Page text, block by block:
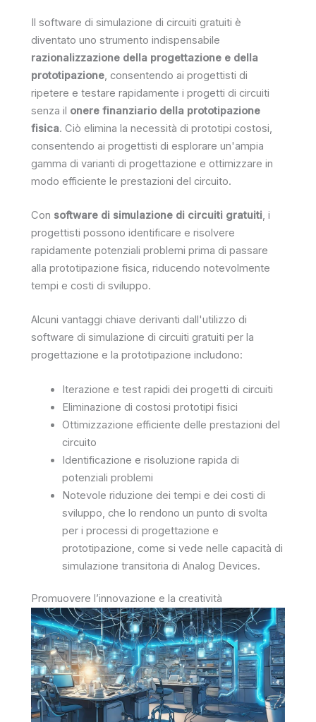
Il software di simulazione di circuiti gratuiti è
diventato uno strumento indispensabile
razionalizzazione della progettazione e della
prototipazione , consentendo ai progettisti di
ripetere e testare rapidamente i progetti di circuiti
senza il onere finanziario della prototipazione
fisica. Ciò elimina la necessità di prototipi costosi,
consentendo ai progettisti di esplorare un'ampia
gamma di varianti di progettazione e ottimizzare in
modo efficiente le prestazioni del circuito.
Con software di simulazione di circuiti gratuiti, i
progettisti possono identificare e risolvere
rapidamente potenziali problemi prima di passare
alla prototipazione fisica, riducendo notevolmente
tempi e costi di sviluppo.
Alcuni vantaggi chiave derivanti dall'utilizzo di
software di simulazione di circuiti gratuiti per la
progettazione e la prototipazione includono:
Iterazione e test rapidi dei progetti di circuiti
Eliminazione di costosi prototipi fisici
Ottimizzazione efficiente delle prestazioni del
circuito
Identificazione e risoluzione rapida di
potenziali problemi
Notevole riduzione dei tempi e dei costi di
sviluppo, che lo rendono un punto di svolta
per i processi di progettazione e
prototipazione, come si vede nelle capacità di
simulazione transitoria di Analog Devices.
Promuovere l’innovazione e la creatività